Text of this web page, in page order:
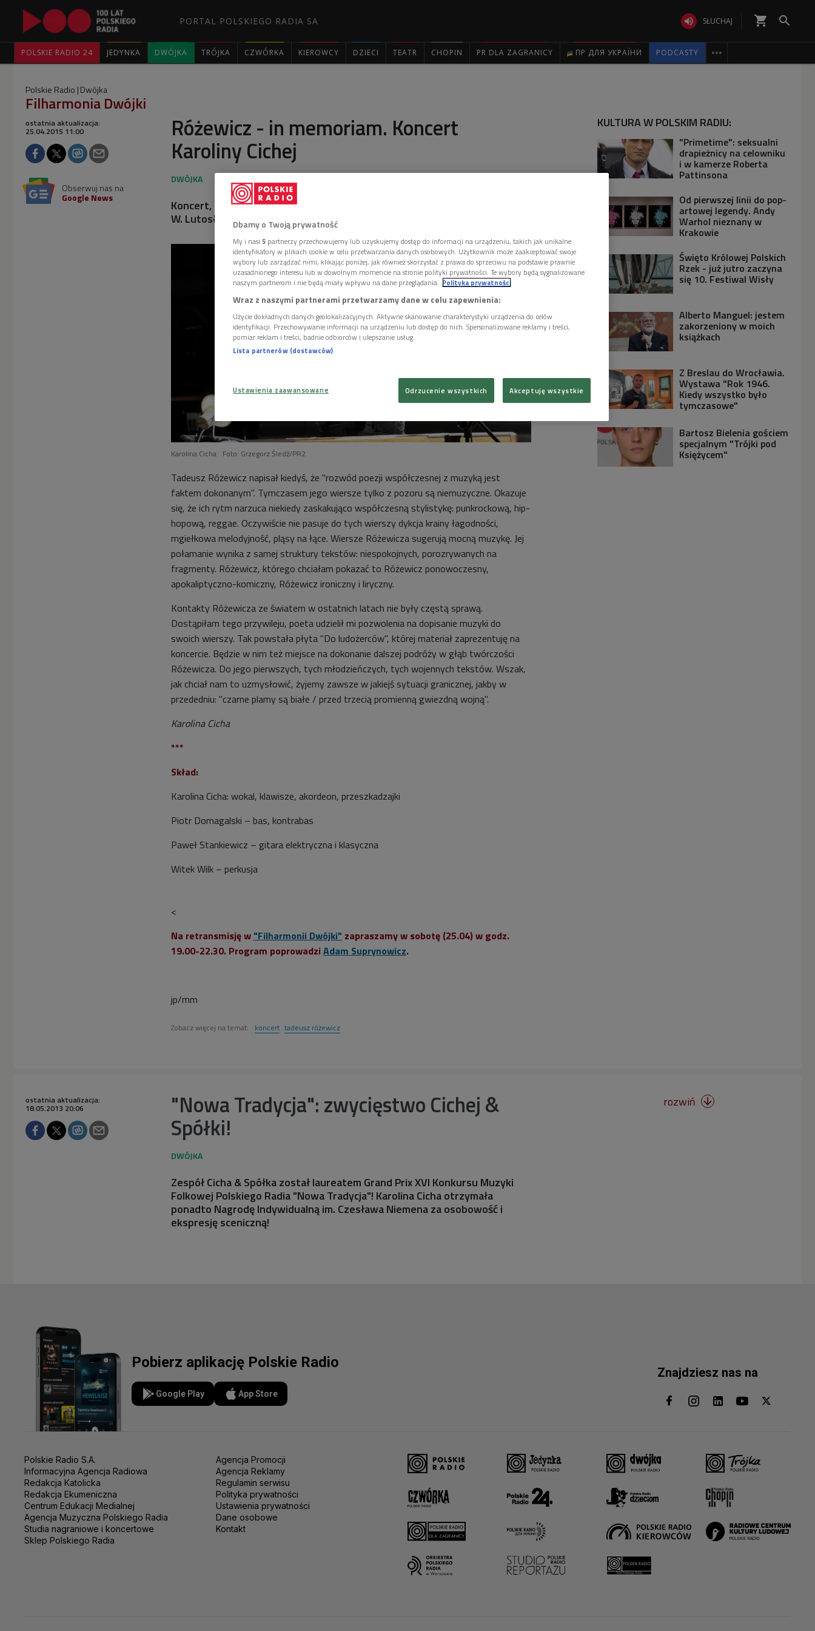
PORTAL POLSKIEGO RADIA SA  SŁUCHAJ shopping_cart 
POLSKIE RADIO 24 JEDYNKA DWÓJKA TRÓJKA CZWÓRKA KIEROWCY DZIECI TEATR CHOPIN PR DLA ZAGRANICY ПР ДЛЯ УКРАЇНИ PODCASTY 
Polskie Radio Dwójka
Filharmonia Dwójki
Różewicz - in memoriam. Koncert
Karoliny Cichej
ostatnia aktualizacja:
25.04.2015 11:00
Obserwuj nas na
Google News
Koncert, który odbył się w pierwszą rocznicę śmierci poety w Studiu PR im.
W. Lutosławskiego.
Karolina Cicha Foto: Grzegorz Śledź/PR2
Tadeusz Różewicz napisał kiedyś, że "rozwód poezji współczesnej z muzyką jest
faktem dokonanym". Tymczasem jego wiersze tylko z pozoru są niemuzyczne. Okazuje
się, że ich rytm narzuca niekiedy zaskakująco współczesną stylistykę: punkrockową, hip-
hopową, reggae. Oczywiście nie pasuje do tych wierszy dykcja krainy łagodności,
mgiełkowa melodyjność, pląsy na łące. Wiersze Różewicza sugerują mocną muzykę. Jej
połamanie wynika z samej struktury tekstów: niespokojnych, porozrywanych na
fragmenty. Różewicz, którego chciałam pokazać to Różewicz ponowoczesny,
apokaliptyczno-komiczny, Różewicz ironiczny i liryczny.
Kontakty Różewicza ze światem w ostatnich latach nie były częstą sprawą.
Dostąpiłam tego przywileju, poeta udzielił mi pozwolenia na dopisanie muzyki do
swoich wierszy. Tak powstała płyta "Do ludożerców", której materiał zaprezentuję na
koncercie. Będzie w nim też miejsce na dokonanie dalszej podróży w głąb twórczości
Różewicza. Do jego pierwszych, tych młodzieńczych, tych wojennych tekstów. Wszak,
jak chciał nam to uzmysłowić, żyjemy zawsze w jakiejś sytuacji granicznej, jakby w
przededniu: "czarne plamy są białe / przed trzecią promienną gwiezdną wojną".
Karolina Cicha
***
Skład:
Karolina Cicha: wokal, klawisze, akordeon, przeszkadzajki
Piotr Domagalski – bas, kontrabas
Paweł Stankiewicz – gitara elektryczna i klasyczna
Witek Wilk – perkusja
<
Na retransmisję w "Filharmonii Dwójki" zapraszamy w sobotę (25.04) w godz.
19.00-22.30. Program poprowadzi Adam Suprynowicz.
jp/mm
Zobacz więcej na temat: koncert tadeusz różewicz
KULTURA W POLSKIM RADIU:
"Primetime": seksualni
drapieżnicy na celowniku
i w kamerze Roberta
Pattinsona
Od pierwszej linii do pop-
artowej legendy. Andy
Warhol nieznany w
Krakowie
Święto Królowej Polskich
Rzek - już jutro zaczyna
się 10. Festiwal Wisły
Alberto Manguel: jestem
zakorzeniony w moich
książkach
Z Breslau do Wrocławia.
Wystawa "Rok 1946.
Kiedy wszystko było
tymczasowe"
Bartosz Bielenia gościem
specjalnym "Trójki pod
Księżycem"
"Nowa Tradycja": zwycięstwo Cichej &
Spółki!
ostatnia aktualizacja:
18.05.2013 20:06
Zespół Cicha & Spółka został laureatem Grand Prix XVI Konkursu Muzyki
Folkowej Polskiego Radia "Nowa Tradycja"! Karolina Cicha otrzymała
ponadto Nagrodę Indywidualną im. Czesława Niemena za osobowość i
ekspresję sceniczną!
rozwiń 
Pobierz aplikację Polskie Radio
Google Play App Store
Znajdziesz nas na
Polskie Radio S.A.
Informacyjna Agencja Radiowa
Redakcja Katolicka
Redakcja Ekumeniczna
Centrum Edukacji Medialnej
Agencja Muzyczna Polskiego Radia
Studia nagraniowe i koncertowe
Sklep Polskiego Radia
Agencja Promocji
Agencja Reklamy
Regulamin serwisu
Polityka prywatności
Ustawienia prywatności
Dane osobowe
Kontakt
Dbamy o Twoją prywatność
My i nasi 5 partnerzy przechowujemy lub uzyskujemy dostęp do informacji na urządzeniu, takich jak unikalne
identyfikatory w plikach cookie w celu przetwarzania danych osobowych. Użytkownik może zaakceptować swoje
wybory lub zarządzać nimi, klikając poniżej, jak również skorzystać z prawa do sprzeciwu na podstawie prawnie
uzasadnionego interesu lub w dowolnym momencie na stronie polityki prywatności. Te wybory będą sygnalizowane
naszym partnerom i nie będą miały wpływu na dane przeglądania. Polityka prywatności
Wraz z naszymi partnerami przetwarzamy dane w celu zapewnienia:
Użycie dokładnych danych geolokalizacyjnych. Aktywne skanowanie charakterystyki urządzenia do celów
identyfikacji. Przechowywanie informacji na urządzeniu lub dostęp do nich. Spersonalizowane reklamy i treści,
pomiar reklam i treści, badnie odbiorców i ulepszanie usług.
Lista partnerów (dostawców)
Ustawienia zaawansowane Odrzucenie wszystkich Akceptuję wszystkie